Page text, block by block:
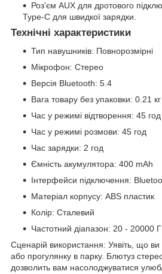
Роз’єм AUX для дротового
Type-C для швидкої зарядки.
Технічні характеристики
Тип навушників: Повнорозмірні
Мікрофон: Стерео
Версія Bluetooth: 5.4
Вага товару без упаковки: 0.21 кг
Час у режимі відтворення: 45 год
Час у режимі розмови: 45 год
Час зарядки: 2 год
Ємність акумулятора: 400 mAh
Інтерфейси підключення:
Матеріал корпусу: ABS пластик
Колір: Сталевий
Частотний діапазон: 20 - 20000
Сценарій використання: Уявіть, що
або прогулянку в парку. Блютуз
дозволить вам насолоджуватися